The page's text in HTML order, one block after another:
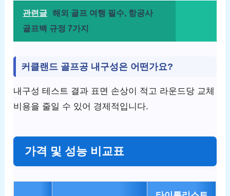
관련글 해외 골프 여행 필수, 항공사
골프백 규정 7가지
커클랜드 골프공 내구성은 어떤가요?
내구성 테스트 결과 표면 손상이 적고 라운드당 교체
비용을 줄일 수 있어 경제적입니다.
가격 및 성능 비교표